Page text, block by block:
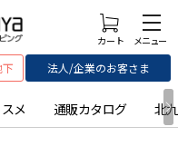
法人/企業のお客さま
メ 通販カタログ 北